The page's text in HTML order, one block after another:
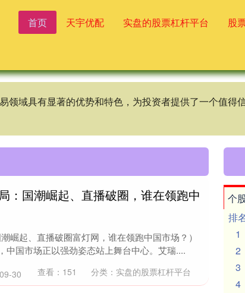
首页 天宇优配 实盘的股票杠杆平台 股
领域具有显著的优势和特色，为投资者提供了一个值得
：国潮崛起、直播破圈，谁在领跑中
崛起、直播破圈富灯网，谁在领跑中国市场？）
中国市场正以强劲姿态站上舞台中心。艾瑞....
30 查看： 151 分类： 实盘的股票杠杆平台
个
排
1
2
3
4